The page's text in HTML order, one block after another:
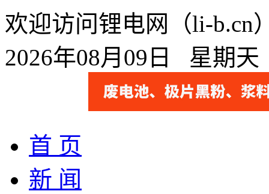
欢迎访问锂电网（li-b.cn
2026年08月09日 星期
首 页
新 闻